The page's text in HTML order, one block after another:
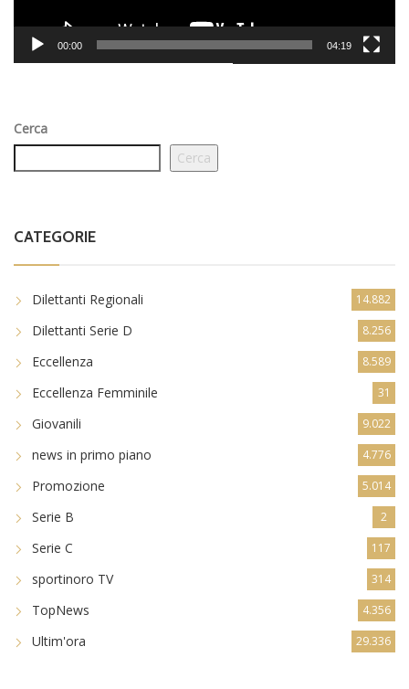
00:00 04:19
Cerca
Cerca
CATEGORIE
Dilettanti Regionali 14.882
Dilettanti Serie D 8.256
Eccellenza 8.589
Eccellenza Femminile 31
Giovanili 9.022
news in primo piano 4.776
Promozione 5.014
Serie B 2
Serie C 117
sportinoro TV 314
TopNews 4.356
Ultim'ora 29.336